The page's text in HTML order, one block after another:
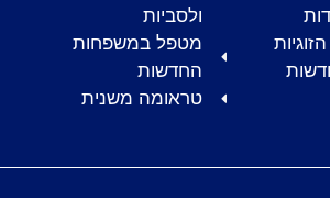
ולסביות
מטפל במשפחות
החדשות
טראומה משנית